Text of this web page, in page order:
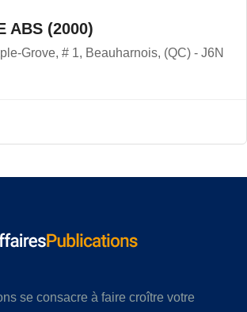
ABS (2000)
Grove, # 1, Beauharnois, (QC) - J6N
se consacre à faire croître votre